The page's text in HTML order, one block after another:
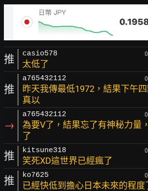
推 casio578
太低了
推
a765432112
昨天我傳最低1972，結果下午
真以
→
a765432112
為要V了，結果忘了有神秘力量
了
推 kitsune318
笑死XD這世界已經瘋了
推 ko7625
已經快低到擔心日本未來的程度